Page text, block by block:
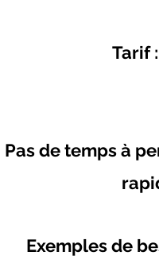
Tarif
Pas de temps à
Exemples de